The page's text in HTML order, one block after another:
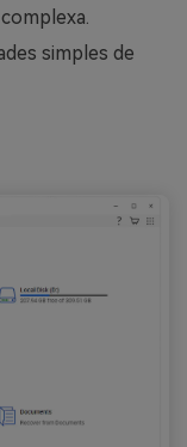
simples de